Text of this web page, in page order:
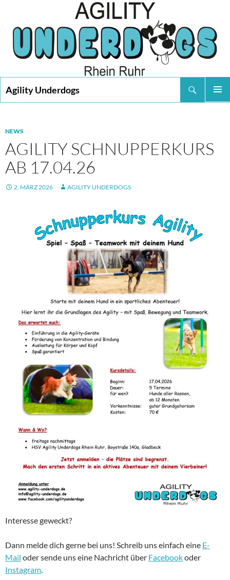
Agility Underdogs
NEWS
AGILITY SCHNUPPERKURS
AB 17.04.26
2. MÄRZ 2026 AGILITY UNDERDOGS
Interesse geweckt?
Dann melde dich gerne bei uns! Schreib uns einfach eine E-
Mail oder sende uns eine Nachricht über Facebookoder
Instagram.